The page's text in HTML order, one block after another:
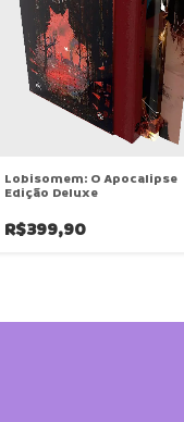
Lobisomem: O Apocalipse
Edição Deluxe
R$399,90